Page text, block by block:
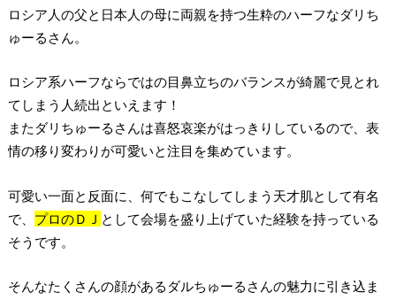
ロシア人の父と日本人の母に両親を持つ生粋のハーフなダリち
ゅーるさん。
ロシア系ハーフならではの目鼻立ちのバランスが綺麗で見とれ
てしまう人続出といえます！
またダリちゅーるさんは喜怒哀楽がはっきりしているので、表
情の移り変わりが可愛いと注目を集めています。
可愛い一面と反面に、何でもこなしてしまう天才肌として有名
で、 プロのＤＪ として会場を盛り上げていた経験を持っている
そうです。
そんなたくさんの顔があるダルちゅーるさんの魅力に引き込ま